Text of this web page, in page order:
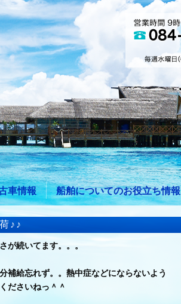
車情報 船舶についてのお役立ち情報
♪♪
が続いてます。。。
補給忘れず。。熱中症などにならないよう
ださいねっ＾＾